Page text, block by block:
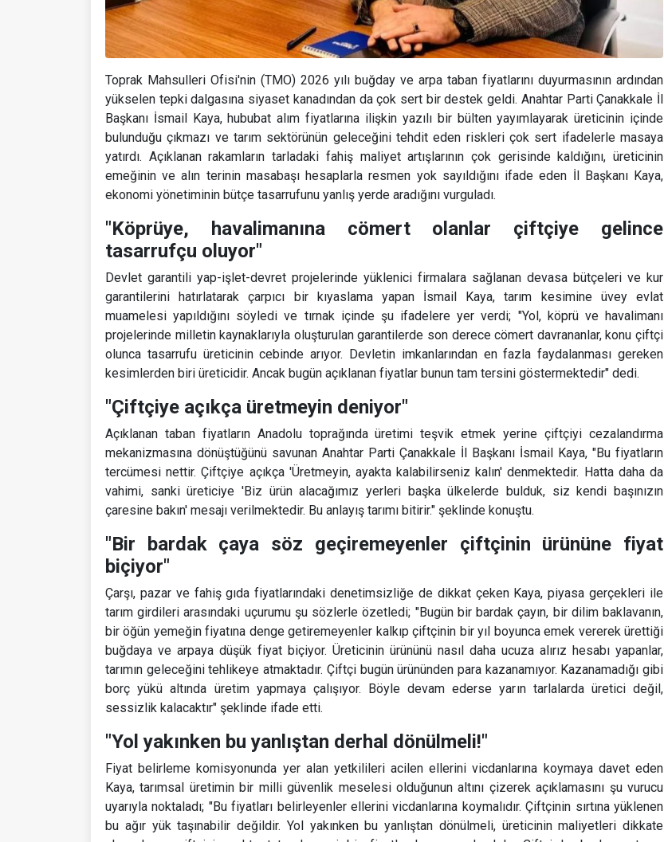
Toprak Mahsulleri Ofisi'nin (TMO) 2026 yılı buğday ve arpa taban fiyatlarını duyurmasının ardından
yükselen tepki dalgasına siyaset kanadından da çok sert bir destek geldi. Anahtar Parti Çanakkale İl
Başkanı İsmail Kaya, hububat alım fiyatlarına ilişkin yazılı bir bülten yayımlayarak üreticinin içinde
bulunduğu çıkmazı ve tarım sektörünün geleceğini tehdit eden riskleri çok sert ifadelerle masaya
yatırdı. Açıklanan rakamların tarladaki fahiş maliyet artışlarının çok gerisinde kaldığını, üreticinin
emeğinin ve alın terinin masabaşı hesaplarla resmen yok sayıldığını ifade eden İl Başkanı Kaya,
ekonomi yönetiminin bütçe tasarrufunu yanlış yerde aradığını vurguladı.
"Köprüye, havalimanına cömert olanlar çiftçiye gelince
tasarrufçu oluyor"
Devlet garantili yap-işlet-devret projelerinde yüklenici firmalara sağlanan devasa bütçeleri ve kur
garantilerini hatırlatarak çarpıcı bir kıyaslama yapan İsmail Kaya, tarım kesimine üvey evlat
muamelesi yapıldığını söyledi ve tırnak içinde şu ifadelere yer verdi; "Yol, köprü ve havalimanı
projelerinde milletin kaynaklarıyla oluşturulan garantilerde son derece cömert davrananlar, konu çiftçi
olunca tasarrufu üreticinin cebinde arıyor. Devletin imkanlarından en fazla faydalanması gereken
kesimlerden biri üreticidir. Ancak bugün açıklanan fiyatlar bunun tam tersini göstermektedir" dedi.
"Çiftçiye açıkça üretmeyin deniyor"
Açıklanan taban fiyatların Anadolu toprağında üretimi teşvik etmek yerine çiftçiyi cezalandırma
mekanizmasına dönüştüğünü savunan Anahtar Parti Çanakkale İl Başkanı İsmail Kaya, "Bu fiyatların
tercümesi nettir. Çiftçiye açıkça 'Üretmeyin, ayakta kalabilirseniz kalın' denmektedir. Hatta daha da
vahimi, sanki üreticiye 'Biz ürün alacağımız yerleri başka ülkelerde bulduk, siz kendi başınızın
çaresine bakın' mesajı verilmektedir. Bu anlayış tarımı bitirir." şeklinde konuştu.
"Bir bardak çaya söz geçiremeyenler çiftçinin ürününe fiyat
biçiyor"
Çarşı, pazar ve fahiş gıda fiyatlarındaki denetimsizliğe de dikkat çeken Kaya, piyasa gerçekleri ile
tarım girdileri arasındaki uçurumu şu sözlerle özetledi; "Bugün bir bardak çayın, bir dilim baklavanın,
bir öğün yemeğin fiyatına denge getiremeyenler kalkıp çiftçinin bir yıl boyunca emek vererek ürettiği
buğdaya ve arpaya düşük fiyat biçiyor. Üreticinin ürününü nasıl daha ucuza alırız hesabı yapanlar,
tarımın geleceğini tehlikeye atmaktadır. Çiftçi bugün ürününden para kazanamıyor. Kazanamadığı gibi
borç yükü altında üretim yapmaya çalışıyor. Böyle devam ederse yarın tarlalarda üretici değil,
sessizlik kalacaktır" şeklinde ifade etti.
"Yol yakınken bu yanlıştan derhal dönülmeli!"
Fiyat belirleme komisyonunda yer alan yetkilileri acilen ellerini vicdanlarına koymaya davet eden
Kaya, tarımsal üretimin bir milli güvenlik meselesi olduğunun altını çizerek açıklamasını şu vurucu
uyarıyla noktaladı; "Bu fiyatları belirleyenler ellerini vicdanlarına koymalıdır. Çiftçinin sırtına yüklenen
bu ağır yük taşınabilir değildir. Yol yakınken bu yanlıştan dönülmeli, üreticinin maliyetleri dikkate